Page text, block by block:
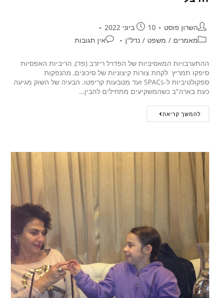
השרון פוסט
10 ביוני 2022
מאמרים / משפט / נדל"ן אין תגובות
ההתערבויות המאסיביות של הפדרל ריזרב (פד), הריביות האפסיות
סיפקו תמריץ לקחת צורות קיצוניות של סיכונים, מהנפקות
ספקולטיביות ל-SPACs ועד מטבעות קריפטו. הבעיה של השוק מגיעה
כעת בארה"ב כשהמשקיעים מתחילים להבין…
להמשך קריאה